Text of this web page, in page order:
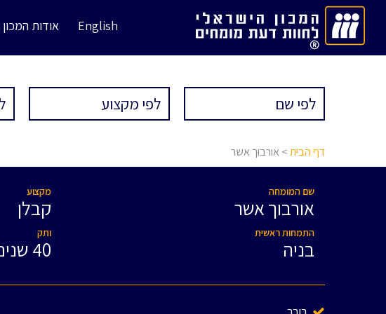
English אודות המכון
דף הבית> אורבוך אשר
שם המומחה
אורבוך אשר
התמחות ראשית
בניה
מקצוע
קבלן
ותק
40 שנים